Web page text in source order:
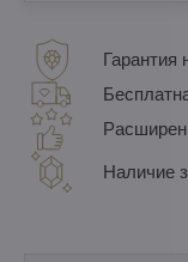
Гарантия
Наличие